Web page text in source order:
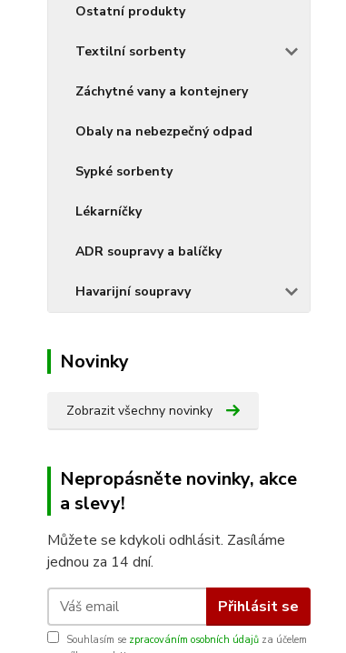
Ostatní produkty
Textilní sorbenty
Záchytné vany a kontejnery
Obaly na nebezpečný odpad
Sypké sorbenty
Lékarníčky
ADR soupravy a balíčky
Havarijní soupravy
Novinky
Zobrazit všechny novinky
Nepropásněte novinky, akce
a slevy!
Můžete se kdykoli odhlásit. Zasíláme
jednou za 14 dní.
Přihlásit se
Souhlasím se zpracováním osobních údajů za účelem